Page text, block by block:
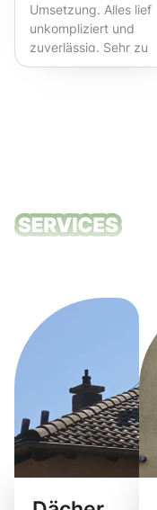
Umsetzung. Alles lief
unkompliziert und
zuverlässig. Sehr zu
empfehlen!